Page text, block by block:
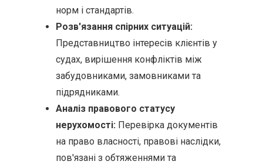
норм і стандартів.
Розв'язання спірних ситуацій:
Представництво інтересів клієнтів у
судах, вирішення конфліктів між
забудовниками, замовниками та
підрядниками.
Аналіз правового статусу
нерухомості: Перевірка документів
на право власності, правові наслідки,
пов'язані з обтяженнями та